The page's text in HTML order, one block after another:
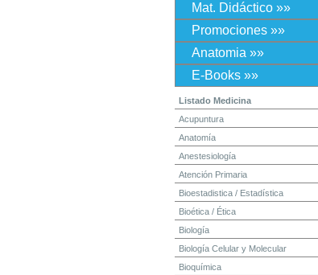
Mat. Didáctico »»
Promociones »»
Anatomia »»
E-Books »»
Listado Medicina
Acupuntura
Anatomía
Anestesiología
Atención Primaria
Bioestadistica / Estadística
Bioética / Ética
Biología
Biología Celular y Molecular
Bioquímica